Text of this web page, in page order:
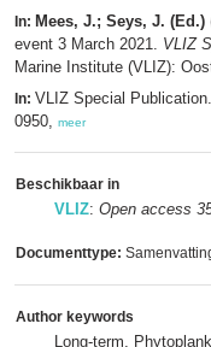
In: Mees, J.; Seys, J. (Ed.)
event 3 March 2021. VLIZ
Marine Institute (VLIZ):
In: VLIZ Special
0950, meer
Beschikbaar in
VLIZ: Open access
Documenttype:
Author keywords
Long-term,